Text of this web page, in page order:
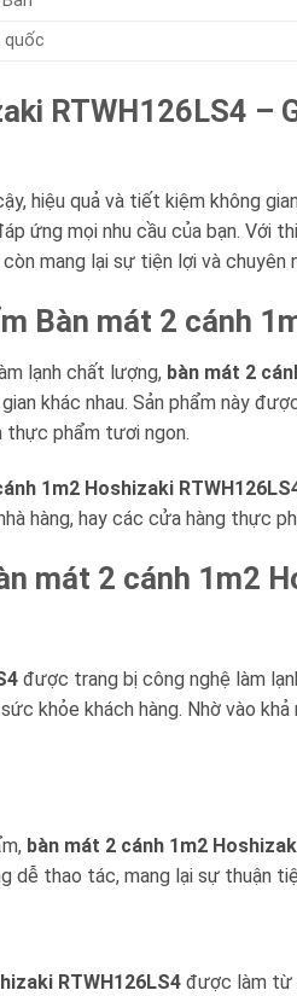
quốc
RTWH126LS4 –
hiệu quả và tiết kiệm không
ứng mọi nhu cầu của bạn.
mang lại sự tiện lợi và chuyên
Bàn mát 2 cánh
lạnh chất lượng, bàn mát 2
khác nhau. Sản phẩm này
thực phẩm tươi ngon.
1m2 Hoshizaki
hàng, hay các cửa hàng thực
mát 2 cánh 1m2
được trang bị công nghệ làm
khỏe khách hàng. Nhờ vào
bàn mát 2 cánh 1m2
dễ thao tác, mang lại sự thuận
RTWH126LS4 được làm từ